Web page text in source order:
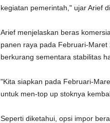
kegiatan pemerintah," ujar Arief
Arief menjelaskan beras
panen raya pada Februari-
berkurang sementara stabilitas
"Kita siapkan pada Februari-
untuk men-top up stoknya
Seperti diketahui, opsi impor